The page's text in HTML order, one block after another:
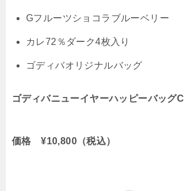
Gフルーツショコラブルーベリー
カレ72％ダーク4枚入り
ゴディバオリジナルバッグ
ゴディバニューイヤーハッピーバッグC
価格 ¥10,800（税込）